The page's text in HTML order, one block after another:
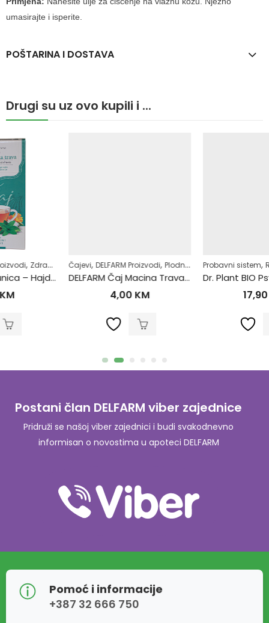
umasirajte i isperite.
POŠTARINA I DOSTAVA
Drugi su uz ovo kupili i ...
Čajevi,DELFARM Proizvodi,Plodnost ,Samoliječenje Zdrav život
DELFARM Čaj Macina Trava – Očajnica 50g
Probavni sistem ,Regulacija stolice-zatvor
Dr. Plant BIO Psyllium ljuspice u prahu (Plantago ovata)100g
Postani član DELFARM viber zajednice
Pridruži se našoj viber zajednici i budi svakodnevno
informisan o novostima u apoteci DELFARM
Pomoć i informacije
+387 32 666 750